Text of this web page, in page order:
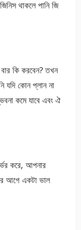
থাকলে পানি জি
কি করবেন? তখন
যদি কোন প্লান না
কমে যাবে এবং ঐ
করে, আপনার
আগে একটা ভাল